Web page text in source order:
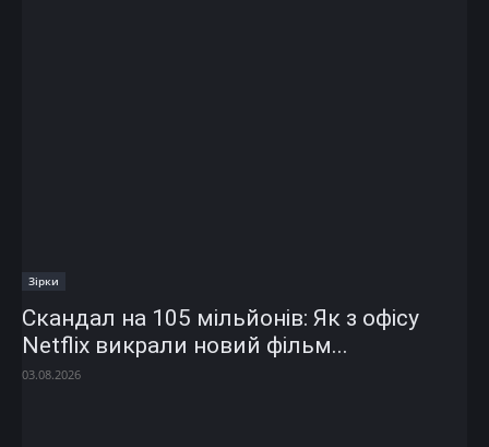
Зірки
Скандал на 105 мільйонів: Як з офісу
Netflix викрали новий фільм...
03.08.2026